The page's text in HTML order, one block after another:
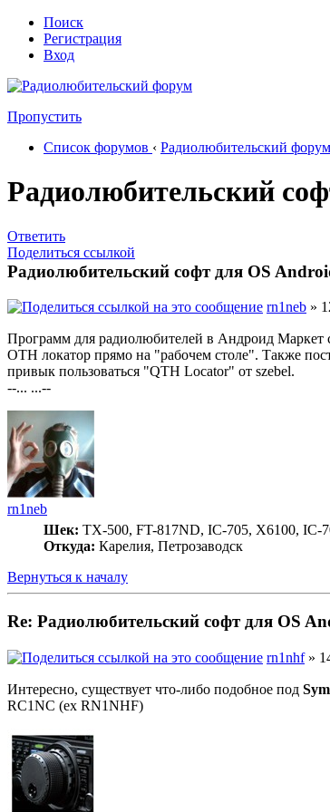
Поиск
Регистрация
Вход
Пропустить
Список форумов ‹ Радиолюбительский форум
Радиолюбительский
Ответить
Поделиться ссылкой
Радиолюбительский софт для OS
rn1neb »
Программ для радиолюбителей в Андроид Маркет
OTH локатор прямо на "рабочем столе". Также
привык пользоваться "QTH Locator" от szebel.
--... ...--
rn1neb
Шек: TX-500, FT-817ND, IC-705, X6100, IC-
Откуда: Карелия, Петрозаводск
Вернуться к началу
Re: Радиолюбительский софт для OS
rn1nhf»
Интересно, существует что-либо подобное под
RC1NC (ex RN1NHF)